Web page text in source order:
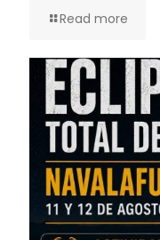
Read more